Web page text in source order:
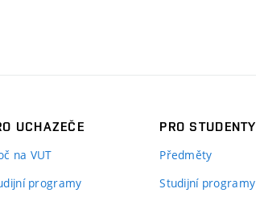
UCHAZEČE
na VUT
programy
PRO STUDENTY
Předměty
Studijní programy